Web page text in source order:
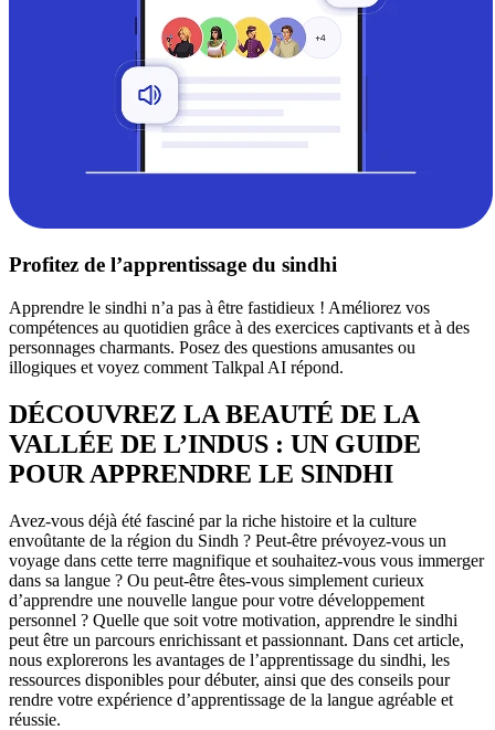
Profitez de l’apprentissage du sindhi
Apprendre le sindhi n’a pas à être fastidieux ! Améliorez vos
compétences au quotidien grâce à des exercices captivants et à des
personnages charmants. Posez des questions amusantes ou
illogiques et voyez comment Talkpal AI répond.
DÉCOUVREZ LA BEAUTÉ DE LA
VALLÉE DE L’INDUS : UN GUIDE
POUR APPRENDRE LE SINDHI
Avez-vous déjà été fasciné par la riche histoire et la culture
envoûtante de la région du Sindh ? Peut-être prévoyez-vous un
voyage dans cette terre magnifique et souhaitez-vous vous immerger
dans sa langue ? Ou peut-être êtes-vous simplement curieux
d’apprendre une nouvelle langue pour votre développement
personnel ? Quelle que soit votre motivation, apprendre le sindhi
peut être un parcours enrichissant et passionnant. Dans cet article,
nous explorerons les avantages de l’apprentissage du sindhi, les
ressources disponibles pour débuter, ainsi que des conseils pour
rendre votre expérience d’apprentissage de la langue agréable et
réussie.